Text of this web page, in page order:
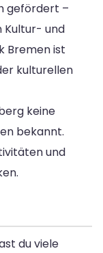
gefördert –
Kultur- und
Bremen ist
kulturellen
keine
bekannt.
und
du viele